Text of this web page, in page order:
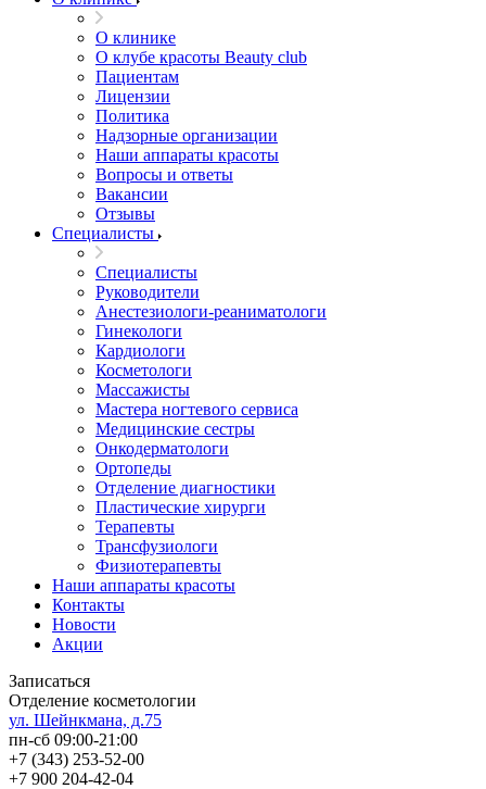
О клинике
О клубе красоты Beauty club
Пациентам
Лицензии
Политика
Надзорные организации
Наши аппараты красоты
Вопросы и ответы
Вакансии
Отзывы
Специалисты
Специалисты
Руководители
Анестезиологи-реаниматологи
Гинекологи
Кардиологи
Косметологи
Массажисты
Мастера ногтевого сервиса
Медицинские сестры
Онкодерматологи
Ортопеды
Отделение диагностики
Пластические хирурги
Терапевты
Трансфузиологи
Физиотерапевты
Наши аппараты красоты
Контакты
Новости
Акции
Записаться
Отделение косметологии
ул. Шейнкмана, д.75
пн-сб 09:00-21:00
+7 (343) 253-52-00
+7 900 204-42-04